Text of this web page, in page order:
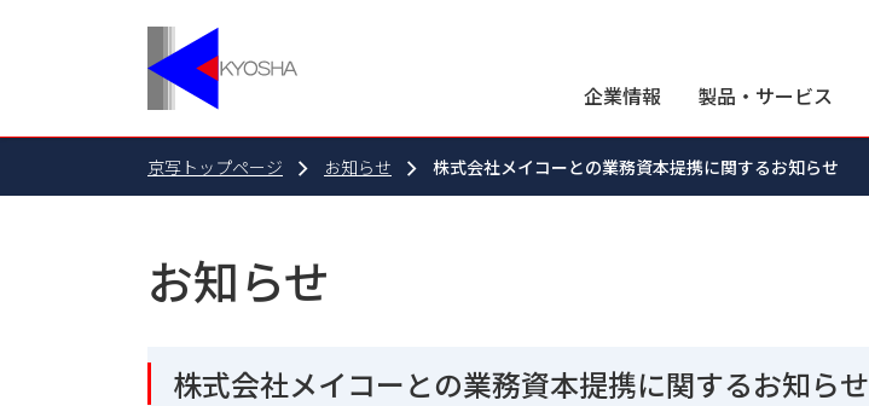
企業情報 製品・サービス
京写トップページ お知らせ 株式会社メイコーとの業務資本提携に関するお知らせ
お知らせ
株式会社メイコーとの業務資本提携に関するお知らせ